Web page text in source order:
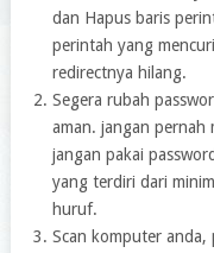
dan Hapus baris
perintah yang
redirectnya hilang.
Segera rubah
aman. jangan pernah
jangan pakai
yang terdiri dari
huruf.
Scan komputer anda,